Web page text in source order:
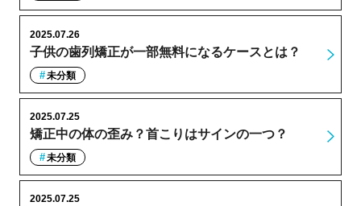
子供の歯列矯正が一部無料になるケースとは？
2025.07.26
未分類
矯正中の体の歪み？首こりはサインの一つ？
2025.07.25
未分類
2025.07.25